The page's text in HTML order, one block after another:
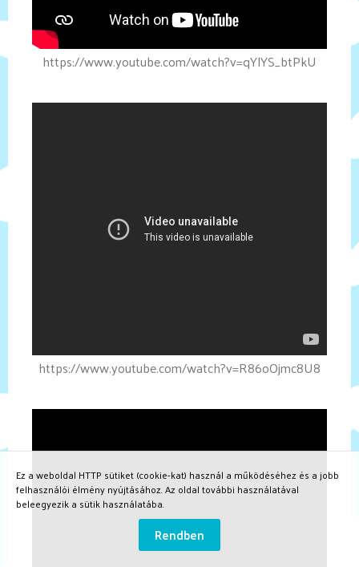
https://www.youtube.com/watch?v=qYlYS_btPkU
https://www.youtube.com/watch?v=R86oOjmc8U8
Ez a weboldal HTTP sütiket (cookie-kat) használ a működéséhez és a jobb
felhasználói élmény nyújtásához. Az oldal további használatával
beleegyezik a sütik használatába.
Rendben